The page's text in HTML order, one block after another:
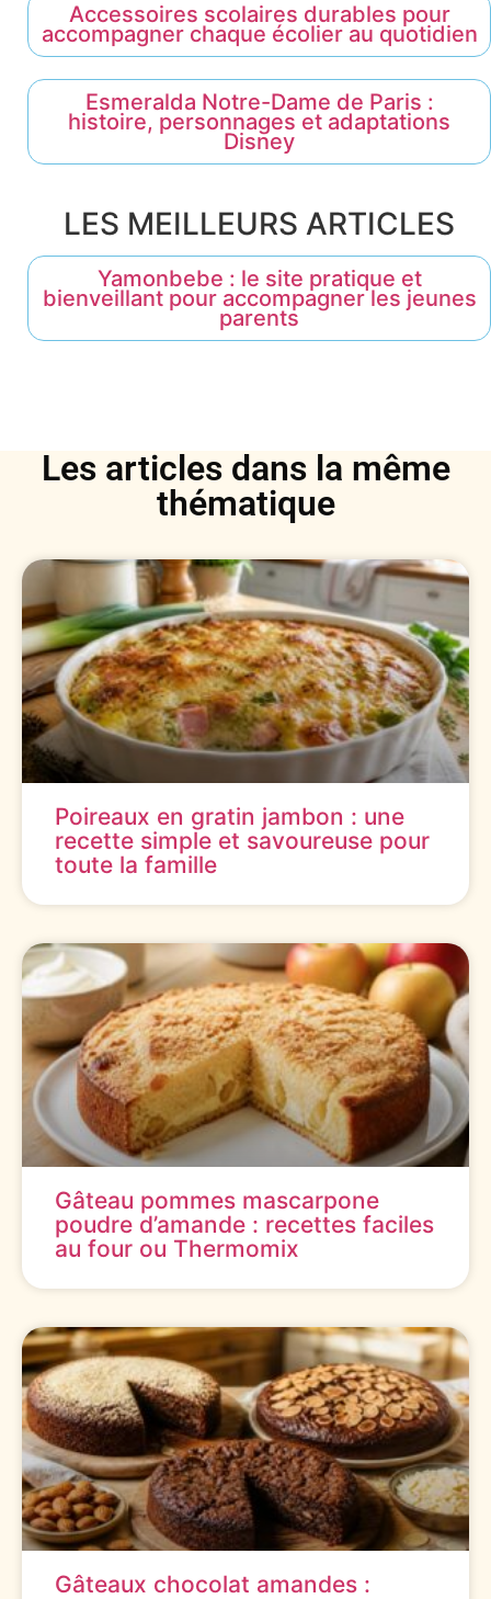
Accessoires scolaires durables pour
accompagner chaque écolier au quotidien
Esmeralda Notre-Dame de Paris :
histoire, personnages et adaptations
Disney
LES MEILLEURS ARTICLES
Yamonbebe : le site pratique et
bienveillant pour accompagner les jeunes
parents
Les articles dans la même
thématique
Poireaux en gratin jambon : une
recette simple et savoureuse pour
toute la famille
Gâteau pommes mascarpone
poudre d’amande : recettes faciles
au four ou Thermomix
Gâteaux chocolat amandes :